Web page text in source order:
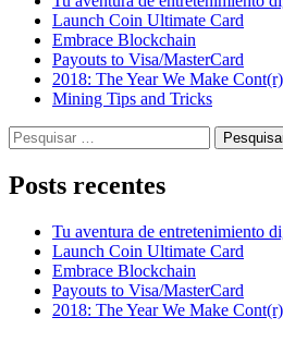
Launch Coin Ultimate Card
Embrace Blockchain
Payouts to Visa/MasterCard
2018: The Year We Make
Mining Tips and Tricks
Pesquisar
por:
Posts recentes
Tu aventura de entretenimiento
Launch Coin Ultimate Card
Embrace Blockchain
Payouts to Visa/MasterCard
2018: The Year We Make